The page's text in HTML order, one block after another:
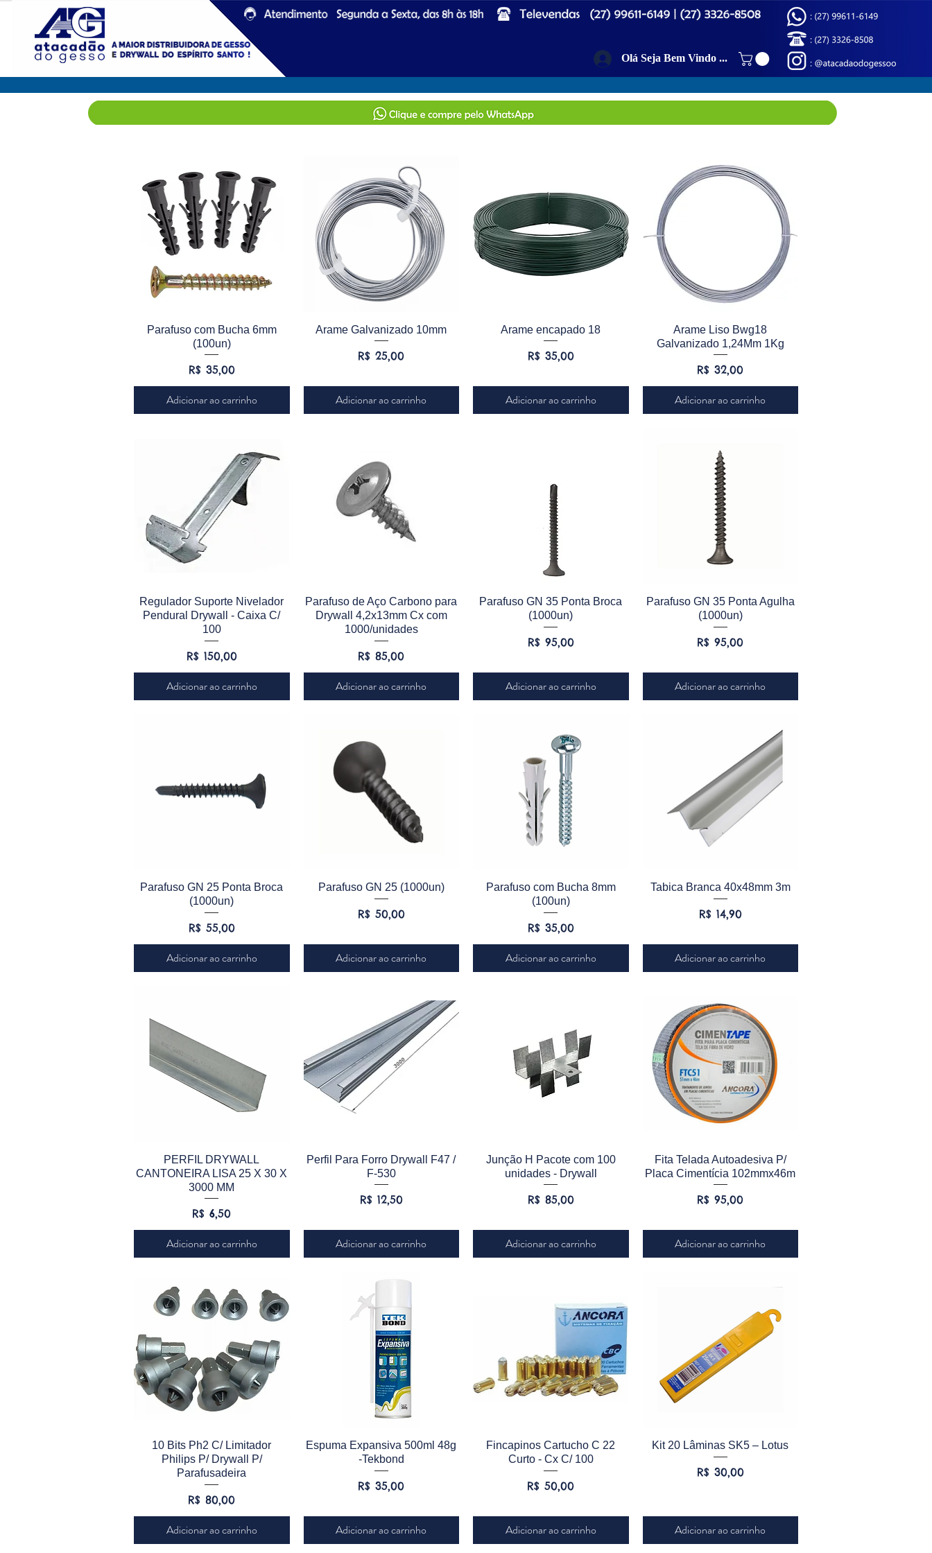
Olá Seja Bem Vindo (a)!
Visualização rápida
Parafuso com Bucha 6mm
(100un)
Preço
R$ 35,00
Adicionar ao carrinho
Visualização rápida
Arame Galvanizado 10mm
Preço
R$ 25,00
Adicionar ao carrinho
Visualização rápida
Arame encapado 18
Preço
R$ 35,00
Adicionar ao carrinho
Visualização rápida
Arame Liso Bwg18
Galvanizado 1,24Mm 1Kg
Preço
R$ 32,00
Adicionar ao carrinho
Visualização rápida
Regulador Suporte Nivelador
Pendural Drywall - Caixa C/
100
Preço
R$ 150,00
Adicionar ao carrinho
Visualização rápida
Parafuso de Aço Carbono para
Drywall 4,2x13mm Cx com
1000/unidades
Preço
R$ 85,00
Adicionar ao carrinho
Visualização rápida
Parafuso GN 35 Ponta Broca
(1000un)
Preço
R$ 95,00
Adicionar ao carrinho
Visualização rápida
Parafuso GN 35 Ponta Agulha
(1000un)
Preço
R$ 95,00
Adicionar ao carrinho
Visualização rápida
Parafuso GN 25 Ponta Broca
(1000un)
Preço
R$ 55,00
Adicionar ao carrinho
Visualização rápida
Parafuso GN 25 (1000un)
Preço
R$ 50,00
Adicionar ao carrinho
Visualização rápida
Parafuso com Bucha 8mm
(100un)
Preço
R$ 35,00
Adicionar ao carrinho
Visualização rápida
Tabica Branca 40x48mm 3m
Preço
R$ 14,90
Adicionar ao carrinho
Visualização rápida
PERFIL DRYWALL
CANTONEIRA LISA 25 X 30 X
3000 MM
Preço
R$ 6,50
Adicionar ao carrinho
Visualização rápida
Perfil Para Forro Drywall F47 /
F-530
Preço
R$ 12,50
Adicionar ao carrinho
Visualização rápida
Junção H Pacote com 100
unidades - Drywall
Preço
R$ 85,00
Adicionar ao carrinho
Visualização rápida
Fita Telada Autoadesiva P/
Placa Cimentícia 102mmx46m
Preço
R$ 95,00
Adicionar ao carrinho
Visualização rápida
10 Bits Ph2 C/ Limitador
Philips P/ Drywall P/
Parafusadeira
Preço
R$ 80,00
Adicionar ao carrinho
Visualização rápida
Espuma Expansiva 500ml 48g
-Tekbond
Preço
R$ 35,00
Adicionar ao carrinho
Visualização rápida
Fincapinos Cartucho C 22
Curto - Cx C/ 100
Preço
R$ 50,00
Adicionar ao carrinho
Visualização rápida
Kit 20 Lâminas SK5 – Lotus
Preço
R$ 30,00
Adicionar ao carrinho